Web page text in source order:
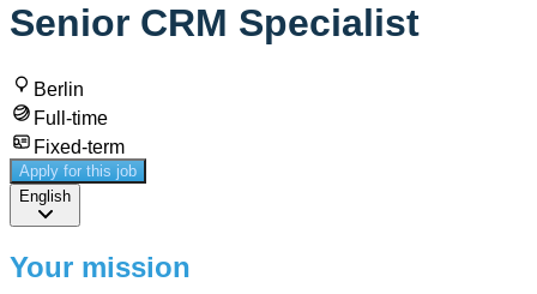
Senior CRM Specialist
Berlin
Full-time
Fixed-term
Apply for this job
English
Your mission